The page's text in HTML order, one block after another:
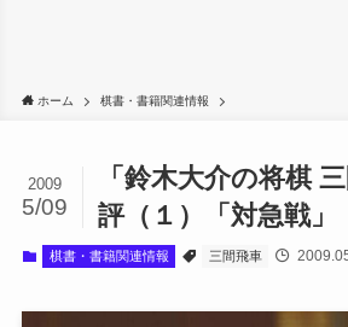
ホーム 棋書・書籍関連情報
「鈴木大介の将棋
評（１）「対急戦」
2009
5/09
棋書・書籍関連情報 三間飛車